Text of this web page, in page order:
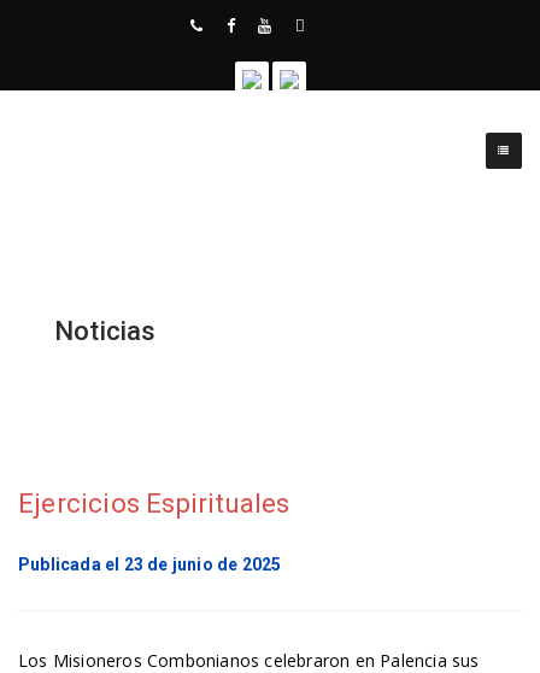
Noticias
Ejercicios Espirituales
Publicada el 23 de junio de 2025
Los Misioneros Combonianos celebraron en Palencia sus